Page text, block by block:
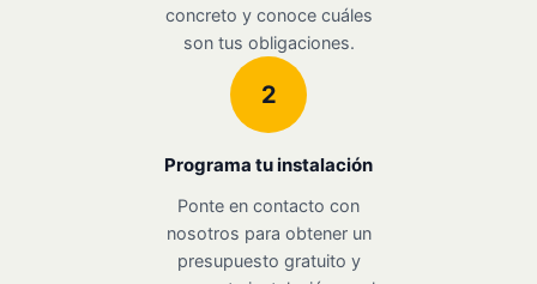
concreto y conoce cuáles
son tus obligaciones.
2
Programa tu instalación
Ponte en contacto con
nosotros para obtener un
presupuesto gratuito y